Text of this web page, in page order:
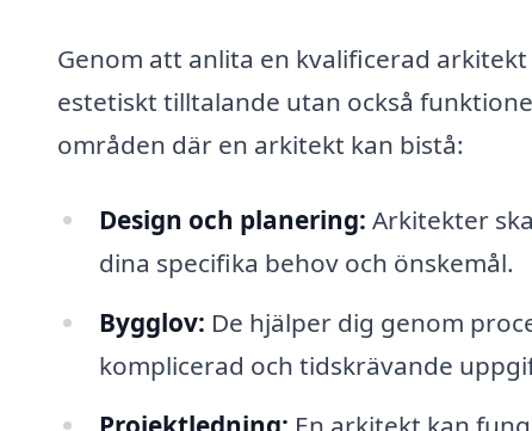
Genom att anlita en kvalificerad
estetiskt tilltalande utan också
områden där en arkitekt kan bistå:
Design och planering: Arkitekter
dina specifika behov och önskemål.
Bygglov: De hjälper dig genom
komplicerad och tidskrävande